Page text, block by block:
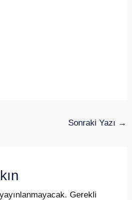
Sonraki Yazı →
Gerekli